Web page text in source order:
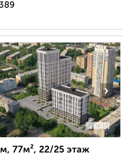
›
77м², 22/25 этаж